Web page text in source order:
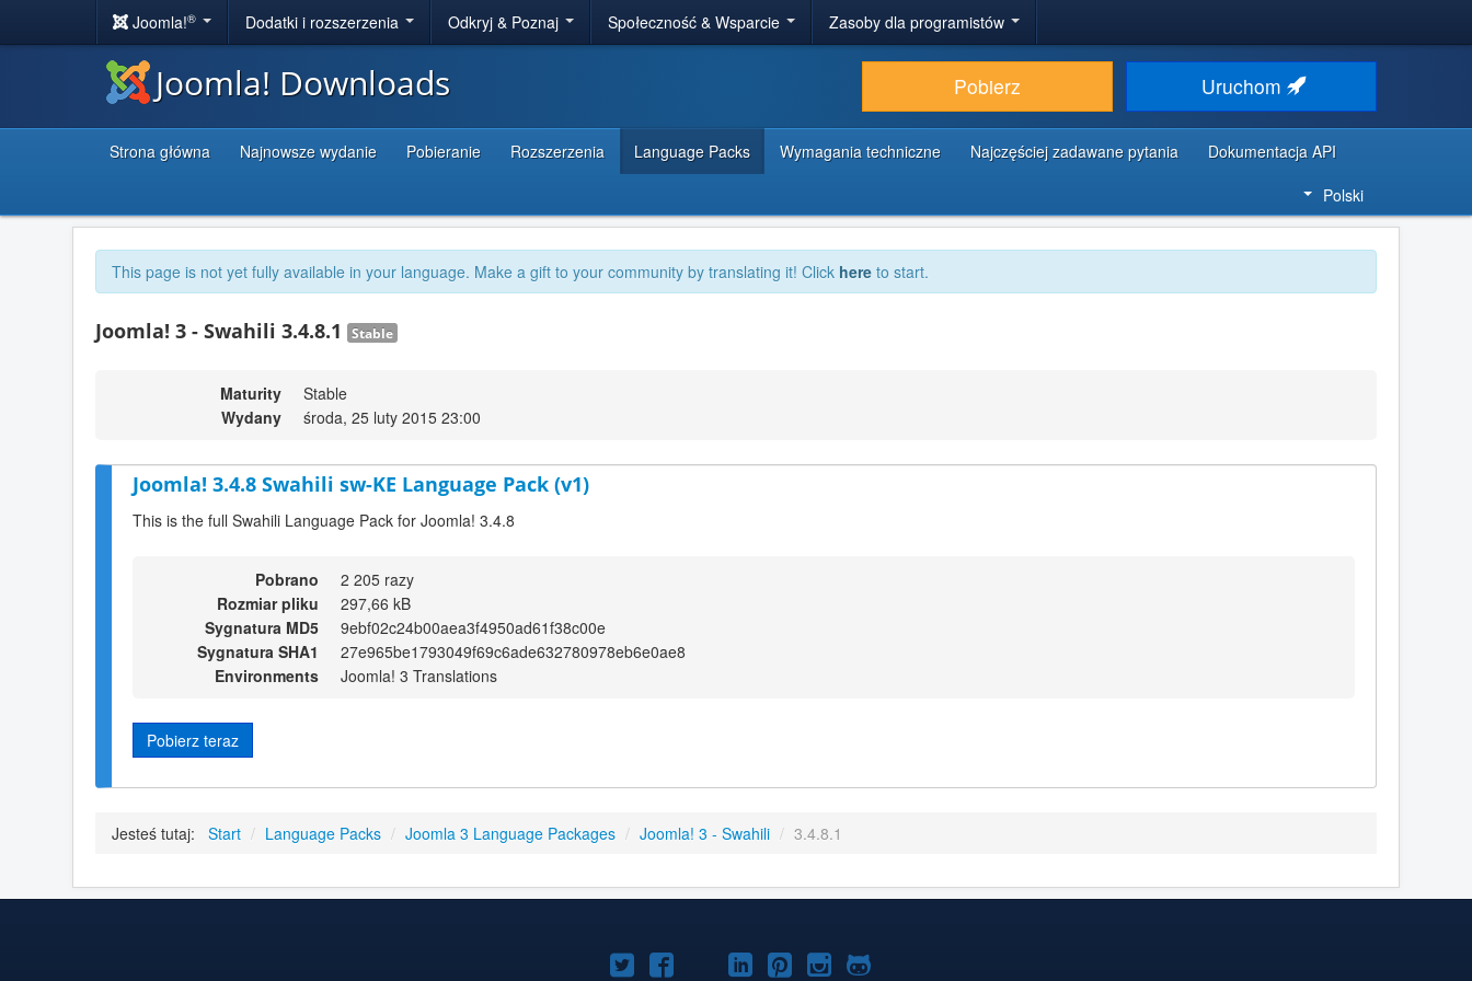
Joomla!® Dodatki i rozszerzenia Odkryj & Poznaj Społeczność & Wsparcie Zasoby dla programistów
Joomla! Downloads Pobierz Uruchom
Strona główna Najnowsze wydanie Pobieranie Rozszerzenia Language Packs Wymagania techniczne Najczęściej zadawane pytania
Dokumentacja API
Polski
This page is not yet fully available in your language. Make a gift to your community by translating it! Click here to start.
Joomla! 3 - Swahili 3.4.8.1 Stable
Maturity
Stable
Wydany
środa, 25 luty 2015 23:00
Joomla! 3.4.8 Swahili sw-KE Language Pack (v1)
This is the full Swahili Language Pack for Joomla! 3.4.8
Pobrano
2 205 razy
Rozmiar pliku
297,66 kB
Sygnatura MD5
9ebf02c24b00aea3f4950ad61f38c00e
Sygnatura SHA1
27e965be1793049f69c6ade632780978eb6e0ae8
Environments
Joomla! 3 Translations
Pobierz teraz
Jesteś tutaj: Start / Language Packs / Joomla 3 Language Packages / Joomla! 3 - Swahili / 3.4.8.1
Joomla!Joomla!Joomla!
Joomla!Joomla!
Joomla!Joomla!